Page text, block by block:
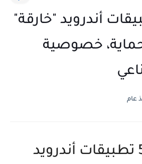
5 تطبيقات أندرويد "خارقة"
2026: حماية، خصوصية
عام
أفضل 5 تطبيقات أندرويد